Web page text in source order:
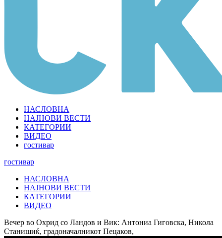
НАСЛОВНА
НАЈНОВИ ВЕСТИ
КАТЕГОРИИ
ВИДЕО
гостивар
гостивар
НАСЛОВНА
НАЈНОВИ ВЕСТИ
КАТЕГОРИИ
ВИДЕО
Вечер во Охрид со Ландов и Вик: Антониа Гиговска, Никола
Станишиќ, градоначалникот Пецаков,